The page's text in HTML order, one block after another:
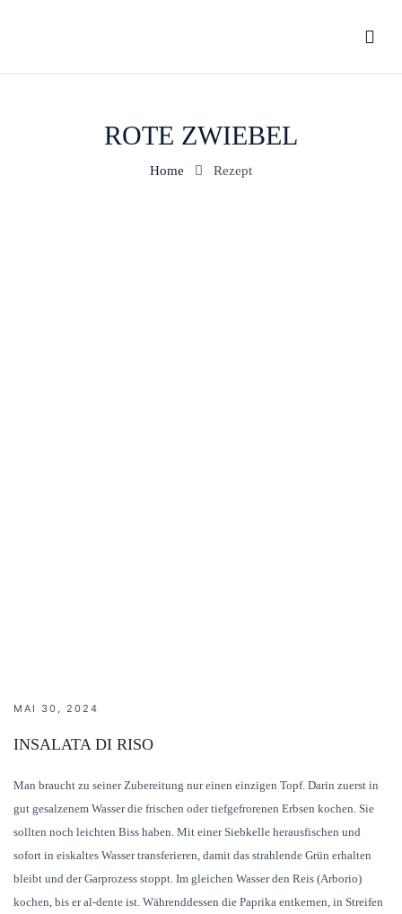
ROTE ZWIEBEL
Home Rezept
MAI 30, 2024
INSALATA DI RISO
Man braucht zu seiner Zubereitung nur einen einzigen Topf. Darin zuerst in
gut gesalzenem Wasser die frischen oder tiefgefrorenen Erbsen kochen. Sie
sollten noch leichten Biss haben. Mit einer Siebkelle herausfischen und
sofort in eiskaltes Wasser transferieren, damit das strahlende Grün erhalten
bleibt und der Garprozess stoppt. Im gleichen Wasser den Reis (Arborio)
kochen, bis er al-dente ist. Währenddessen die Paprika entkernen, in Streifen